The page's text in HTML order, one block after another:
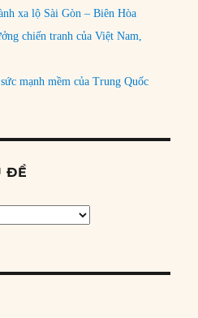
xa lộ Sài Gòn – Biên Hòa
chiến tranh của Việt Nam,
mạnh mềm của Trung Quốc
ĐỀ